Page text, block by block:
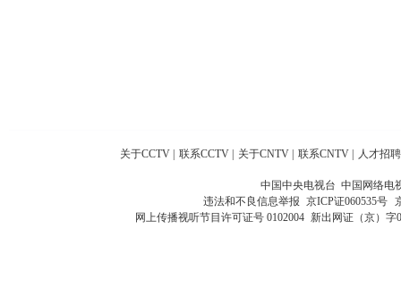
关于CCTV 联系CCTV 关于CNTV 联系CNTV 人才招聘
中国中央电视台 中国网络电
违法和不良信息举报 京ICP证060535号
网上传播视听节目许可证号 0102004 新出网证（京）